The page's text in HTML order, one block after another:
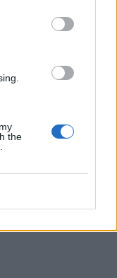
the
się
zawodników na
o awans na
zawodów, które
Legii Warszawa,
i PlayStation 4.
do wygrania jest